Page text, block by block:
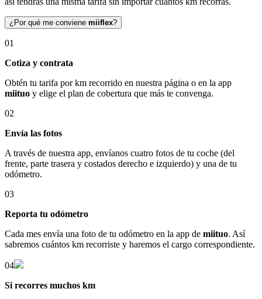
¿Por qué me conviene miiflex?
01
Cotiza y contrata
Obtén tu tarifa por km recorrido en nuestra página o en la app
miituo y elige el plan de cobertura que más te convenga.
02
Envía las fotos
A través de nuestra app, envíanos cuatro fotos de tu coche (del
frente, parte trasera y costados derecho e izquierdo) y una de tu
odómetro.
03
Reporta tu odómetro
Cada mes envía una foto de tu odómetro en la app de miituo. Así
sabremos cuántos km recorriste y haremos el cargo correspondiente.
04
Si recorres muchos km